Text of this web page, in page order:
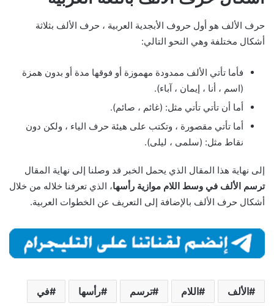
حرف الألف هو أول حروف الأبجدية العربية ، حرف الألف بثلاثة
أشكال مختلفة وهي النحو التالي:
فأما تأتي الألف ممدودة مهموزة أو فوقها مدة أو بدون همزة
(اسم ، أنا ، إيمان ، آباء).
أما أن تأتي تأتي مثل: (غائم ، صائم).
أما تأتي مقصورة ، وتكتب على هيئة حرف الياء ، ولكن دون
نقاط مثل: (سلمى ، ليلى).
إلى نهاية هذا المقال الذي يحمل الخبر قد وصلنا إلى نهاية المقال
ترسم الألف في وسط اللام موازية رأسها، الذي تعرفنا خلاله من خلال
أشكال حرف الألف بالإضافة إلى التعريف عن الخطوات العربية.
الألف اللام ترسم رأسها في